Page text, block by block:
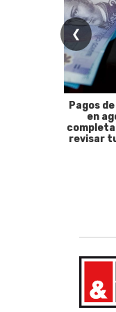
❮
Pagos
en
completa
revisar